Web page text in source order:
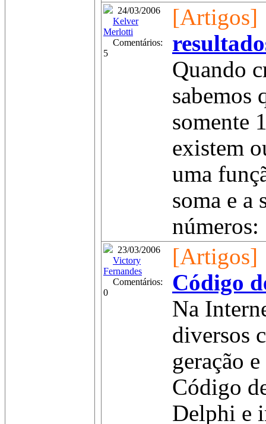
24/03/2006
Kelver
Merlotti
Comentários:
5
[Artigos]
Quando
sabemos
somente
existem
uma
soma e a
números:
23/03/2006
Victory
Fernandes
Comentários:
0
[Artigos]
Código
Na
diversos
geração
Código
Delphi e